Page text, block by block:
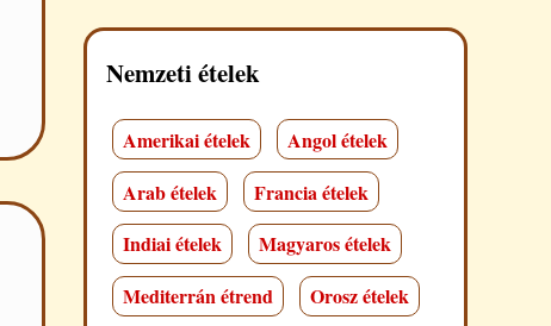
Nemzeti ételek
Amerikai ételek
Angol ételek
Arab ételek
Francia ételek
Indiai ételek
Magyaros ételek
Mediterrán étrend
Orosz ételek